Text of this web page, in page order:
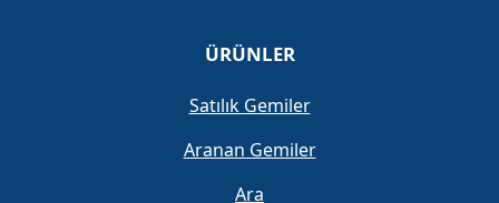
ÜRÜNLER
Satılık Gemiler
Aranan Gemiler
Ara